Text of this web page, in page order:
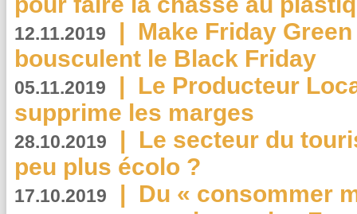
12.11.2019 | Make Friday
bousculent le Black Friday
05.11.2019 | Le Producteur
supprime les marges
28.10.2019 | Le secteur du
peu plus écolo ?
17.10.2019 | Du « consommer